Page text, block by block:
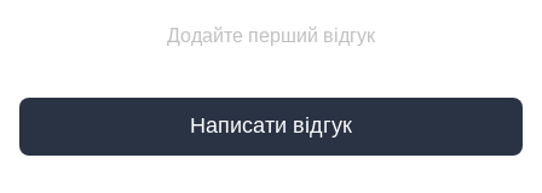
Додайте перший відгук
Написати відгук